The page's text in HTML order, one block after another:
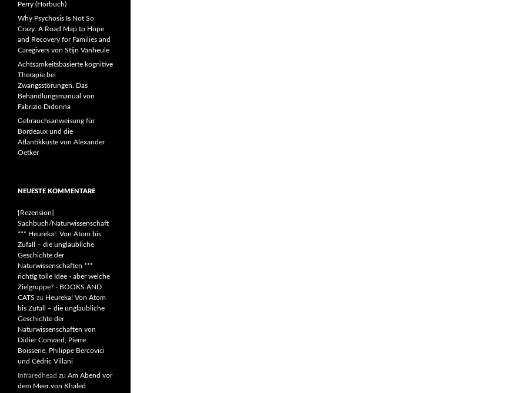
Perry (Hörbuch)
Why Psychosis Is Not So
Crazy. A Road Map to Hope
and Recovery for Families and
Caregivers von Stijn Vanheule
Achtsamkeitsbasierte kognitive
Therapie bei
Zwangsstörungen. Das
Behandlungsmanual von
Fabrizio Didonna
Gebrauchsanweisung für
Bordeaux und die
Atlantikküste von Alexander
Oetker
NEUESTE KOMMENTARE
[Rezension]
Sachbuch/Naturwissenschaft
*** Heureka!: Von Atom bis
Zufall – die unglaubliche
Geschichte der
Naturwissenschaften ***
richtig tolle Idee - aber welche
Zielgruppe? - BOOKS AND
CATS zu Heureka! Von Atom
bis Zufall – die unglaubliche
Geschichte der
Naturwissenschaften von
Didier Convard, Pierre
Boisserie, Philippe Bercovici
und Cédric Villani
Infraredhead zu Am Abend vor
dem Meer von Khaled